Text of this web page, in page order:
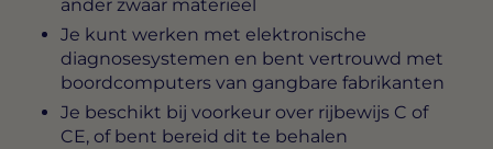
ander zwaar materieel
Je kunt werken met elektronische
diagnosesystemen en bent vertrouwd met
boordcomputers van gangbare fabrikanten
Je beschikt bij voorkeur over rijbewijs C of
CE, of bent bereid dit te behalen